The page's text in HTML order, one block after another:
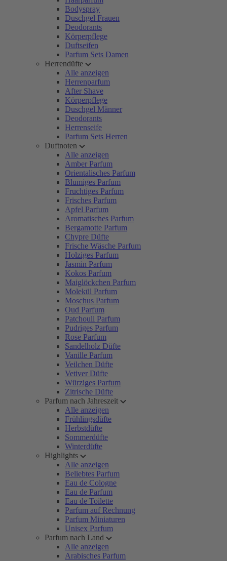
Bodyspray
Duschgel Frauen
Deodorants
Körperpflege
Duftseifen
Parfum Sets Damen
Herrendüfte
Alle anzeigen
Herrenparfum
After Shave
Körperpflege
Duschgel Männer
Deodorants
Herrenseife
Parfum Sets Herren
Duftnoten
Alle anzeigen
Amber Parfum
Orientalisches Parfum
Blumiges Parfum
Fruchtiges Parfum
Frisches Parfum
Apfel Parfum
Aromatisches Parfum
Bergamotte Parfum
Chypre Düfte
Frische Wäsche Parfum
Holziges Parfum
Jasmin Parfum
Kokos Parfum
Maiglöckchen Parfum
Molekül Parfum
Moschus Parfum
Oud Parfum
Patchouli Parfum
Pudriges Parfum
Rose Parfum
Sandelholz Düfte
Vanille Parfum
Veilchen Düfte
Vetiver Düfte
Würziges Parfum
Zitrische Düfte
Parfum nach Jahreszeit
Alle anzeigen
Frühlingsdüfte
Herbstdüfte
Sommerdüfte
Winterdüfte
Highlights
Alle anzeigen
Beliebtes Parfum
Eau de Cologne
Eau de Parfum
Eau de Toilette
Parfum auf Rechnung
Parfum Miniaturen
Unisex Parfum
Parfum nach Land
Alle anzeigen
Arabisches Parfum